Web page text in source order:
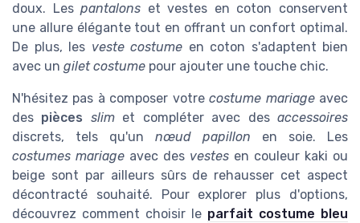
doux. Lespantalons et vestes en coton conservent
une allure élégante tout en offrant un confort optimal.
De plus, les veste costume en coton s'adaptent bien
avec un gilet costume pour ajouter une touche chic.
N'hésitez pas à composer votrecostume mariageavec
des pièces slimet compléter avec desaccessoires
discrets, tels qu'un nœud papillon en soie. Les
costumes mariage avec des vestes en couleur kaki ou
beige sont par ailleurs sûrs de rehausser cet aspect
décontracté souhaité. Pour explorer plus d'options,
découvrez comment choisir le parfait costume bleu